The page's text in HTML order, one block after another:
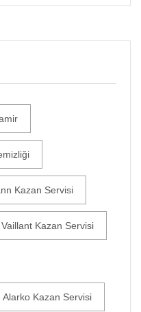
Kazan Servisi
Vaillant Kazan Servisi
Alarko Kazan Servisi